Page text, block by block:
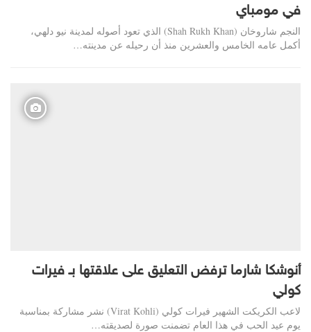
في مومباي
النجم شاروخان (Shah Rukh Khan) الذي تعود أصوله لمدينة نيو دلهي،
أكمل عامه الخامس والعشرين منذ أن رحيله عن مدينته…
أنوشكا شارما ترفض التعليق على علاقتها بـ فيرات
كولي
لاعب الكريكت الشهير فيرات كولي (Virat Kohli) نشر مشاركة بمناسبة
يوم عيد الحب في هذا العام تضمنت صورة لصديقته…